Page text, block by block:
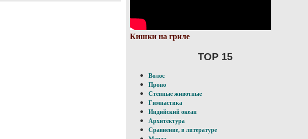
Кишки на гриле
TOP 15
Волос
Проно
Степные животные
Гимнастика
Индийский океан
Архитектура
Сравнение, в литературе